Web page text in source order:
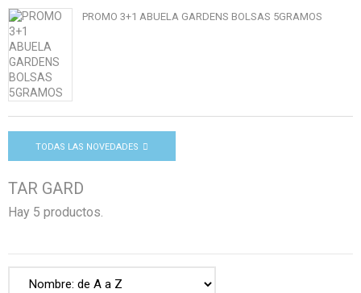
PROMO 3+1 ABUELA GARDENS BOLSAS 5GRAMOS
TODAS LAS NOVEDADES
TAR GARD
Hay 5 productos.